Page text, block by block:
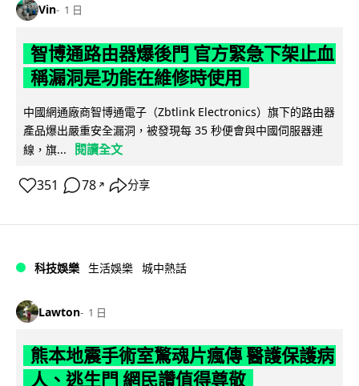
Vin 1 日
智博通路由器爆後門 官方緊急下架止血
稱漏洞是功能在維修時使用
中國網通廠商智博通電子（Zbtlink Electronics）旗下的路由器
產品爆出嚴重安全漏洞，被發現每 35 秒便會與中國伺服器連
線，旗...
閱讀全文
351 78 ↗ 分享
科技娛樂 生活娛樂 城中熱話
Lawton 1 日
熊本地震手術室驚魂片瘋傳 醫護保護病
人、逃生門 網民讚值得尊敬